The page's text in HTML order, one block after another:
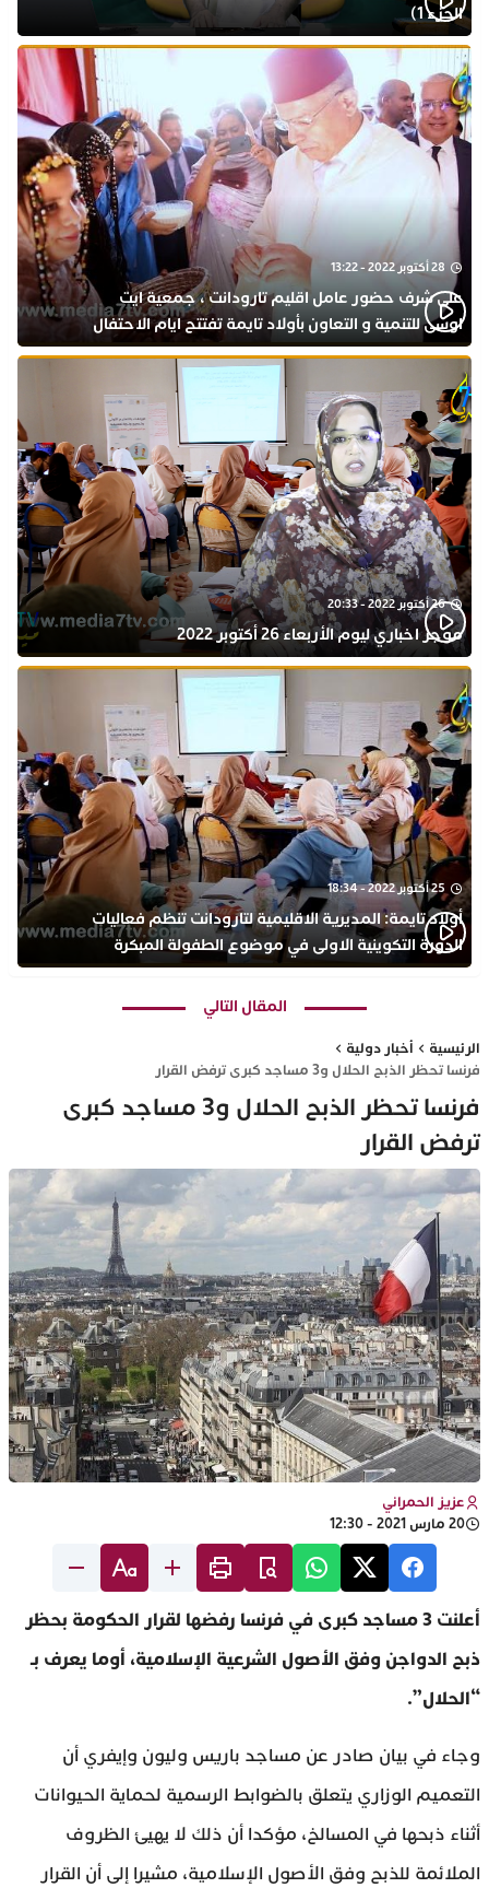
الجزء 1)
28 أكتوبر 2022 - 13:22
على شرف حضور عامل اقليم تارودانت ، جمعية ايت
اوسى للتنمية و التعاون بأولاد تايمة تفتتح ايام الاحتفال
بذكرى المولد النبوي
26 أكتوبر 2022 - 20:33
موجز اخباري ليوم الأربعاء 26 أكتوبر 2022
25 أكتوبر 2022 - 18:34
أولاد تايمة: المديرية الاقليمية لتارودانت تنظم فعاليات
الدورة التكوينية الاولى في موضوع الطفولة المبكرة
بمركز التكوين ثانوية الحسن الثاني التأهيلية
المقال التالي
الرئيسية
أخبار دولية
فرنسا تحظر الذبح الحلال و3 مساجد كبرى ترفض القرار
فرنسا تحظر الذبح الحلال و3 مساجد كبرى
ترفض القرار
عزيز الحمراني
20 مارس 2021 - 12:30
أعلنت 3 مساجد كبرى في فرنسا رفضها لقرار الحكومة بحظر
ذبح الدواجن وفق الأصول الشرعية الإسلامية، أوما يعرف بـ
“الحلال”.
وجاء في بيان صادر عن مساجد باريس وليون وإيفري أن
التعميم الوزاري يتعلق بالضوابط الرسمية لحماية الحيوانات
أثناء ذبحها في المسالخ، مؤكدا أن ذلك لا يهيئ الظروف
الملائمة للذبح وفق الأصول الإسلامية، مشيرا إلى أن القرار